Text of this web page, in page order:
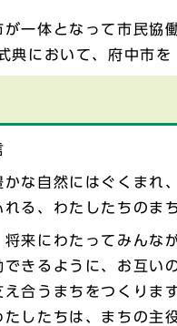
が一体となって市民
典において、府中市を
な自然にはぐくまれ
る、わたしたちのま
来にわたってみんな
きるように、お互い
合うまちをつくります
したちは、まちの主